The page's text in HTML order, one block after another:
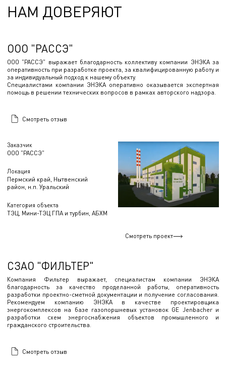
НАМ ДОВЕРЯЮТ
Заказчик
ООО "РАССЭ"
Локация
Пермский край, Нытвенский
район, н.п. Уральский
Категория объекта
ТЭЦ, Мини-ТЭЦ ГПА и турбин, АБХМ
ООО "РАССЭ"
ООО "РАССЭ" выражает благодарность коллективу компании ЭНЭКА за
оперативность при разработке проекта, за квалифицированную работу и
за индивидуальный подход к нашему объекту.
Специалистами компании ЭНЭКА оперативно оказывается экспертная
помощь в решении технических вопросов в рамках авторского надзора.
Смотреть отзыв
Смотреть проект
СЗАО "ФИЛЬТЕР"
Компания Фильтер выражает, специалистам компании ЭНЭКА
благодарность за качество проделанной работы, оперативность
разработки проектно-сметной документации и получение согласования.
Рекомендуем компанию ЭНЭКА в качестве проектировщика
энергокомплексов на базе газопоршневых установок GE Jenbacher и
разработки схем энергоснабжения объектов промышленного и
гражданского строительства.
Смотреть отзыв